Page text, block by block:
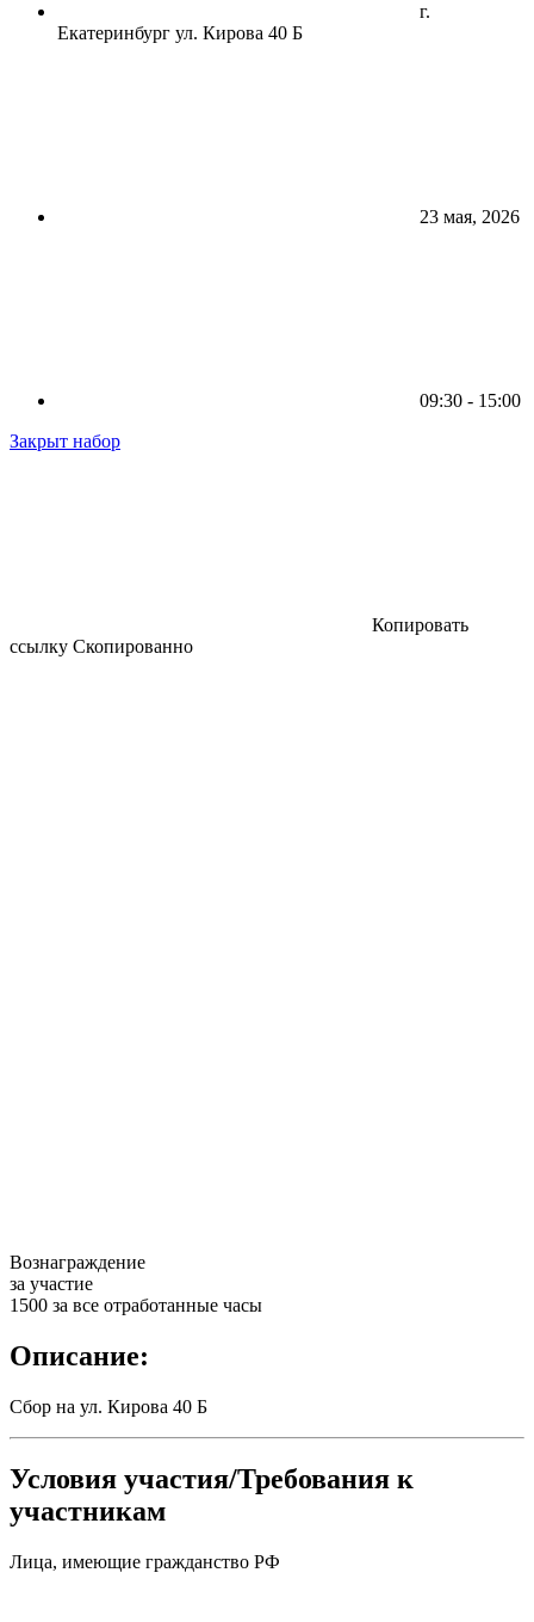
г.
Екатеринбург ул. Кирова 40 Б
23 мая, 2026
09:30 - 15:00
Закрыт набор
Копировать
ссылку Скопированно
Вознаграждение
за участие
1500 за все отработанные часы
Описание:
Сбор на ул. Кирова 40 Б
Условия участия/Требования к
участникам
Лица, имеющие гражданство РФ